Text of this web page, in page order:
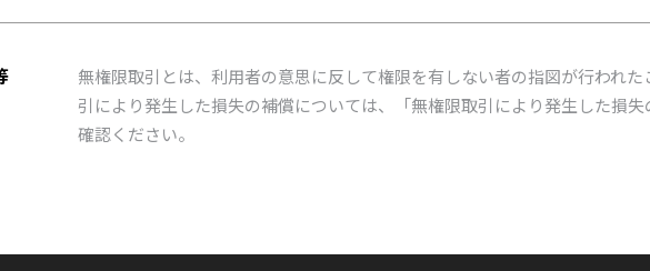
無権限取引とは、利用者の意思に反して権限を有しない者の指図が行われ
引により発生した損失の補償については、「無権限取引により発生した損
確認ください。